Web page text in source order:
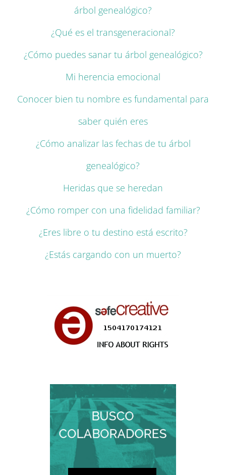
árbol genealógico?
¿Qué es el transgeneracional?
¿Cómo puedes sanar tu árbol genealógico?
Mi herencia emocional
Conocer bien tu nombre es fundamental para
saber quién eres
¿Cómo analizar las fechas de tu árbol
genealógico?
Heridas que se heredan
¿Cómo romper con una fidelidad familiar?
¿Eres libre o tu destino está escrito?
¿Estás cargando con un muerto?